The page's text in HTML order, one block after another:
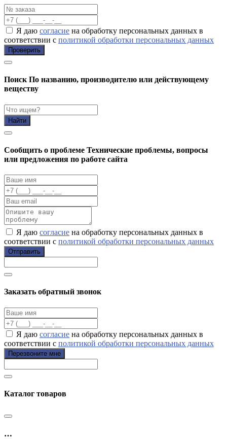
Я даю согласие на обработку персональных данных в
соответствии с политикой обработки персональных данных
Проверить
Поиск По названию, производителю или действующему
веществу
Найти
Cообщить о проблеме Технические проблемы, вопросы
или предложения по работе сайта
Я даю согласие на обработку персональных данных в
соответствии с политикой обработки персональных данных
Отправить
Заказать обратный звонок
Я даю согласие на обработку персональных данных в
соответствии с политикой обработки персональных данных
Перезвоните мне
Каталог товаров
…